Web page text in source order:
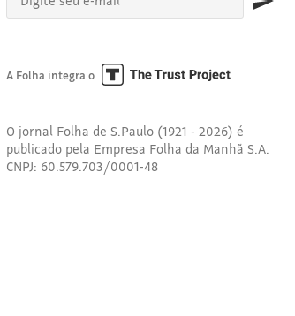
A Folha integra o
O jornal Folha de S.Paulo (1921 - 2026) é
publicado pela Empresa Folha da Manhã S.A.
CNPJ: 60.579.703/0001-48